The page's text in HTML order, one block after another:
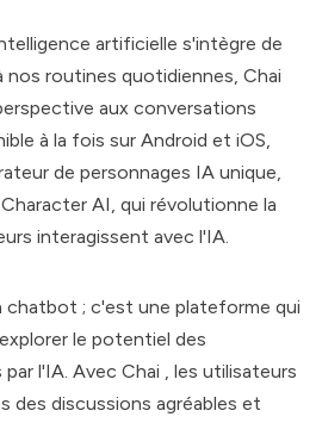
artificielle s'intègre de
nos routines quotidiennes, Chai
aux conversations
à la fois sur Android et iOS,
de personnages IA unique,
AI, qui révolutionne la
interagissent avec l'IA.
chatbot ; c'est une plateforme qui
le potentiel des
l'IA. Avec Chai , les utilisateurs
des discussions agréables et